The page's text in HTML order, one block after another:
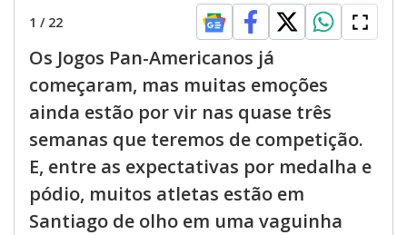
1 / 22
Os Jogos Pan-Americanos já
começaram, mas muitas emoções
ainda estão por vir nas quase três
semanas que teremos de competição.
E, entre as expectativas por medalha e
pódio, muitos atletas estão em
Santiago de olho em uma vaguinha